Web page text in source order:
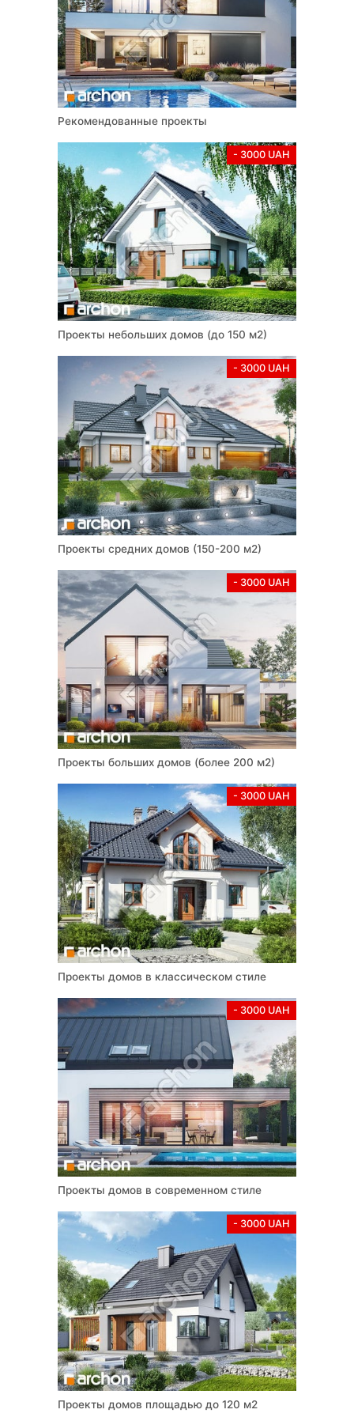
Копия не может являться основанием для утверждения
проекта органом архитектурно-строительного надзора.
Проект охраняется в соответствии с положениями
Закона Украины «Об авторском праве и смежных правах»
от 1 декабря 2022 г. № 2811-IX. Все права защищены.
Все графические материалы, опубликованные на веб-
сайте https://www.archon.com.ua, охраняются в
авторском праве и смежных правах» от 1 декабря 2022
года № 2811-IX. Загрузка, распространение
вышеуказанных материалов, их распространение,
обработка, воспроизведение, копирование полностью
или частично, а также использование в экономических и
коммерческих целях запрещено. За несоблюдение
запрета предусмотрена гражданская и уголовная
ответственность.
Рекомендованные проекты
- 3000 UAH
Проекты небольших домов (до 150 м2)
- 3000 UAH
Проекты средних домов (150-200 м2)
- 3000 UAH
Проекты больших домов (более 200 м2)
- 3000 UAH
Проекты домов в классическом стиле
- 3000 UAH
Проекты домов в современном стиле
- 3000 UAH
Проекты домов площадью до 120 м2